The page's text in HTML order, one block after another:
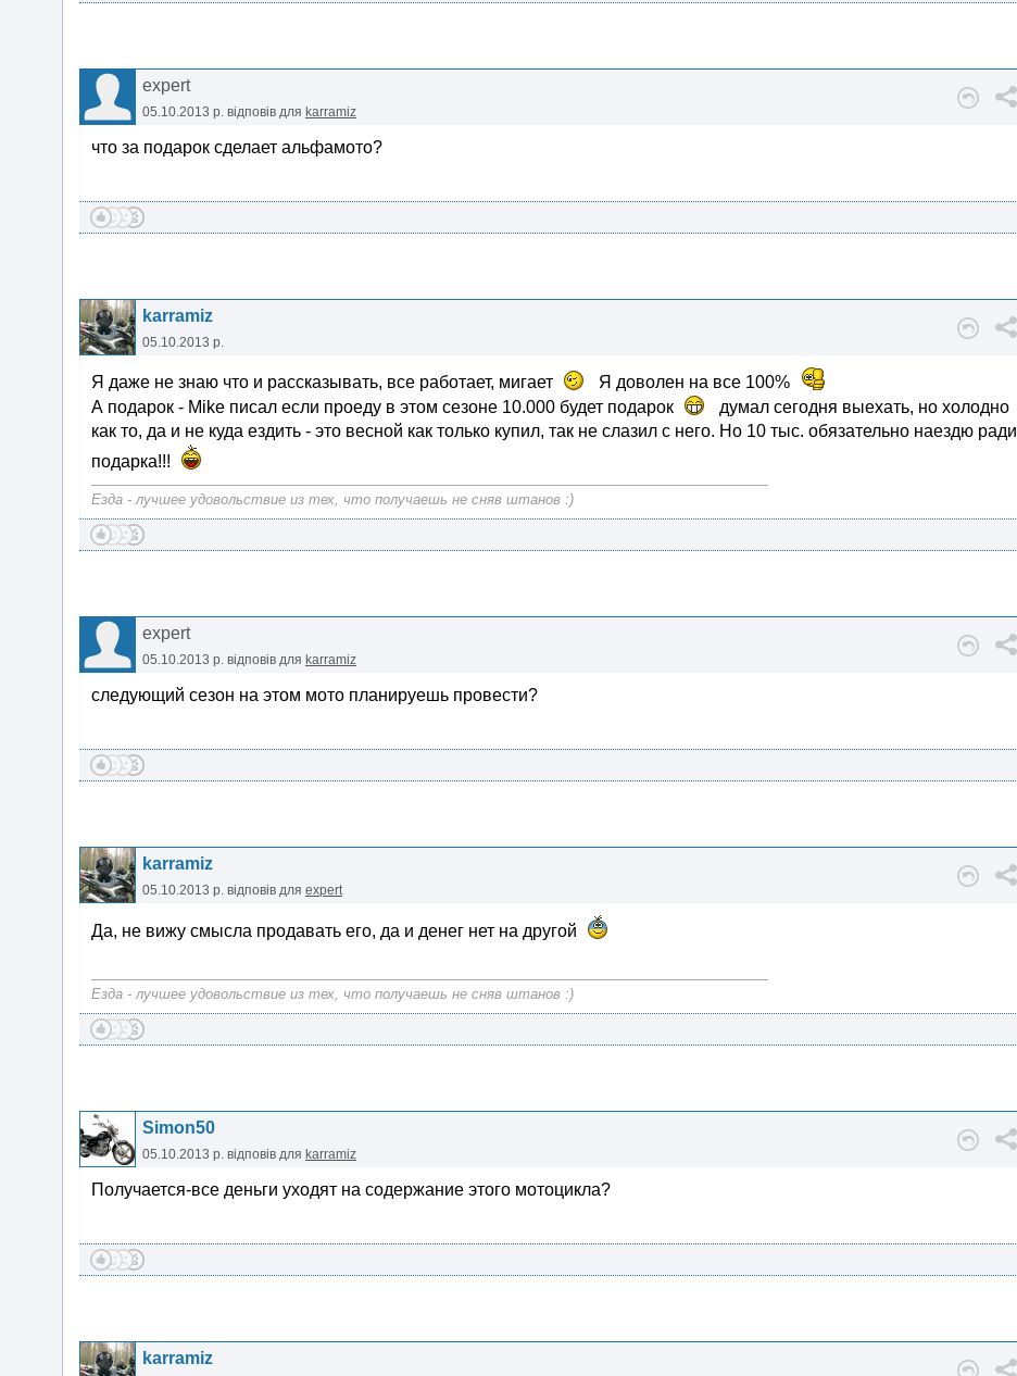
expert
05.10.2013 р. відповів для karramiz
что за подарок сделает альфамото?
karramiz
05.10.2013 р.
Я даже не знаю что и рассказывать, все работает, мигает
Я доволен на все 100%
А подарок - Mike писал если проеду в этом сезоне 10.000 будет подарок
думал сегодня выехать, но холодно
как то, да и не куда ездить - это весной как только купил, так не слазил с него. Но 10 тыс. обязательно наездю ради
подарка!!!
Езда - лучшее удовольствие из тех, что получаешь не сняв штанов :)
expert
05.10.2013 р. відповів для karramiz
следующий сезон на этом мото планируешь провести?
karramiz
05.10.2013 р. відповів для expert
Да, не вижу смысла продавать его, да и денег нет на другой
Езда - лучшее удовольствие из тех, что получаешь не сняв штанов :)
Simon50
05.10.2013 р. відповів для karramiz
Получается-все деньги уходят на содержание этого мотоцикла?
karramiz